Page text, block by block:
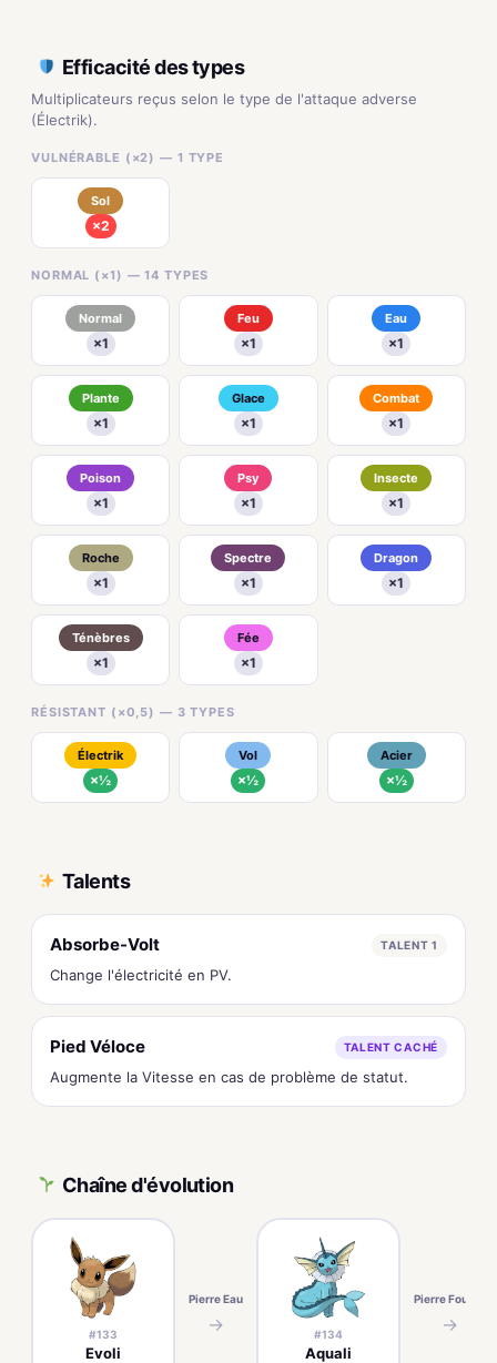
Efficacité des types
Multiplicateurs reçus selon le type de l'attaque adverse
(Électrik).
VULNÉRABLE (×2) — 1 TYPE
Sol
×2
NORMAL (×1) — 14 TYPES
Normal
×1
Feu
×1
Eau
×1
Plante
×1
Glace
×1
Combat
×1
Poison
×1
Psy
×1
Insecte
×1
Roche
×1
Spectre
×1
Dragon
×1
Ténèbres
×1
Fée
×1
RÉSISTANT (×0,5) — 3 TYPES
Électrik
×½
Vol
×½
Acier
×½
Talents
Absorbe-Volt TALENT 1
Change l'électricité en PV.
Pied Véloce TALENT CACHÉ
Augmente la Vitesse en cas de problème de statut.
Chaîne d'évolution
#133
Evoli
Pierre Eau
→ #134
Aquali
Pierre Foudre
→